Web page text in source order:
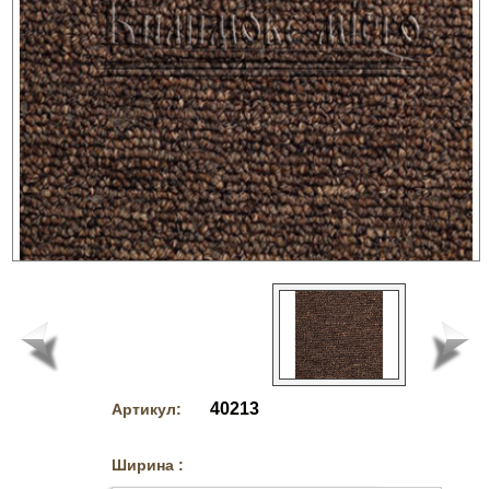
Артикул: 40213
Ширина :